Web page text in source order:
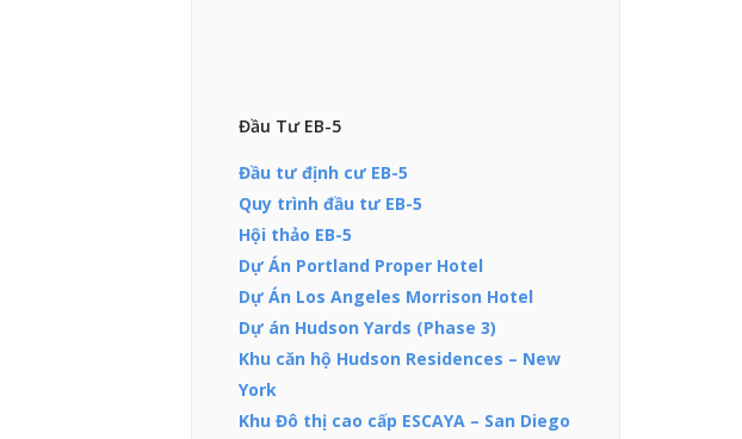
Đầu Tư EB-5
Đầu tư định cư EB-5
Quy trình đầu tư EB-5
Hội thảo EB-5
Dự Án Portland Proper Hotel
Dự Án Los Angeles Morrison Hotel
Dự án Hudson Yards (Phase 3)
Khu căn hộ Hudson Residences – New
York
Khu Đô thị cao cấp ESCAYA – San Diego